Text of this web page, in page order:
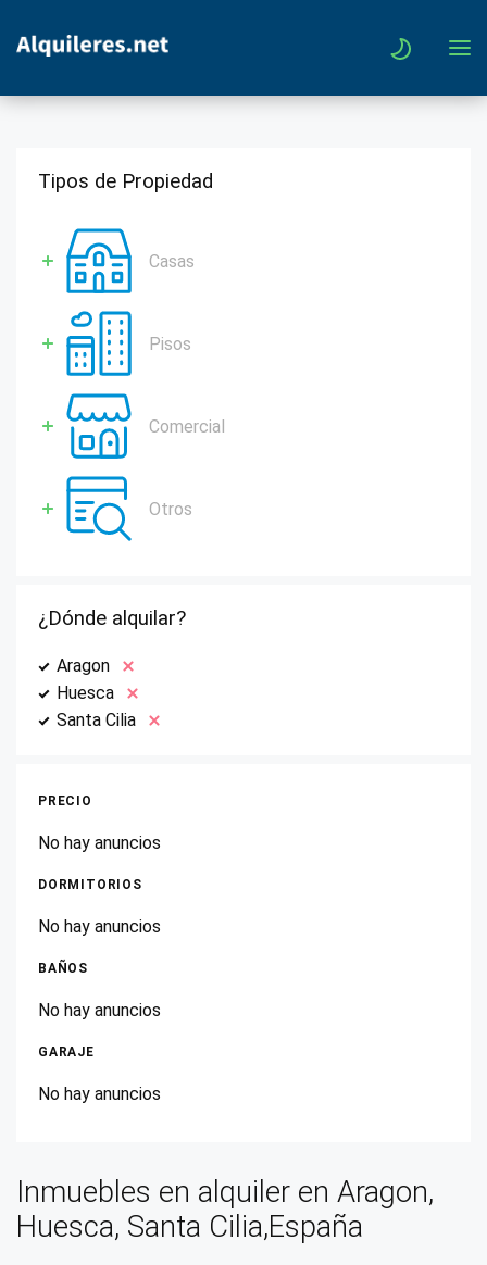
Tipos de Propiedad
Casas
Pisos
Comercial
Otros
¿Dónde alquilar?
Aragon
Huesca
Santa Cilia
PRECIO
No hay anuncios
DORMITORIOS
No hay anuncios
BAÑOS
No hay anuncios
GARAJE
No hay anuncios
Inmuebles en alquiler en Aragon,
Huesca, Santa Cilia,España